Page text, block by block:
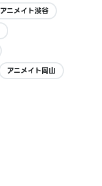
アニメイト渋谷
アニメイト岡山